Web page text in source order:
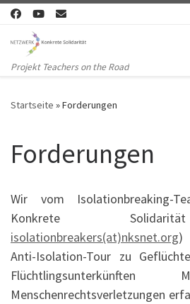
Zum Inhalt springen
Projekt Teachers on the Road
Startseite »Forderungen
Forderungen
Wir vom Isolationbreaking-
Konkrete
isolationbreakers(at)nksnet.org)
Anti-Isolation-Tour zu
Flüchtlingsunterkünften
Menschenrechtsverletzungen